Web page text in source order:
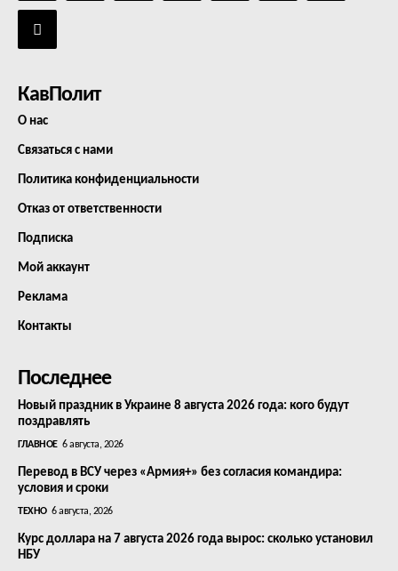
КавПолит
О нас
Связаться с нами
Политика конфиденциальности
Отказ от ответственности
Подписка
Мой аккаунт
Реклама
Контакты
Последнее
Новый праздник в Украине 8 августа 2026 года: кого будут
поздравлять
ГЛАВНОЕ 6 августа, 2026
Перевод в ВСУ через «Армия+» без согласия командира:
условия и сроки
ТЕХНО 6 августа, 2026
Курс доллара на 7 августа 2026 года вырос: сколько установил
НБУ